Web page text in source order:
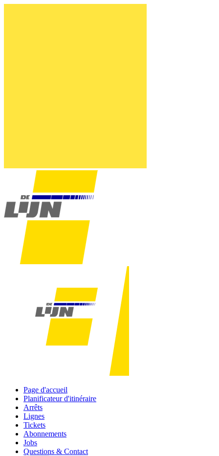
Page d'accueil
Planificateur d'itinéraire
Arrêts
Lignes
Tickets
Abonnements
Jobs
Questions & Contact